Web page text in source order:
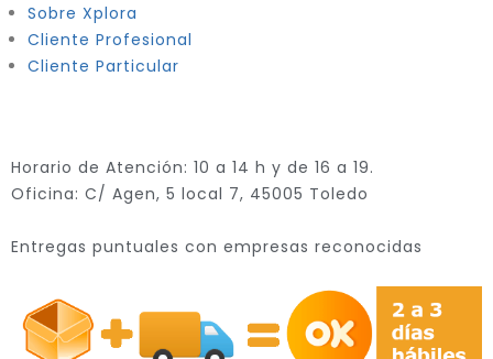
Sobre Xplora
Cliente Profesional
Cliente Particular
Horario de Atención: 10 a 14 h y de 16 a 19.
Oficina: C/ Agen, 5 local 7, 45005 Toledo
Entregas puntuales con empresas reconocidas